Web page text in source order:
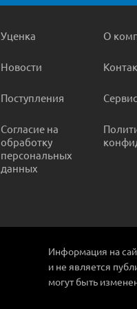
Уценка
Новости
Поступления
Согласие на
обработку
персональных
данных
О
Сервис
Информация на
и не является
могут быть